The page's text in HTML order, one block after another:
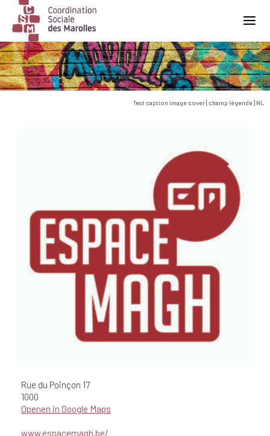
Main Navigation
Test caption image cover [champ légende] NL
Rue du Poinçon 17
1000
Openen in Google Maps
www.espacemagh.be/